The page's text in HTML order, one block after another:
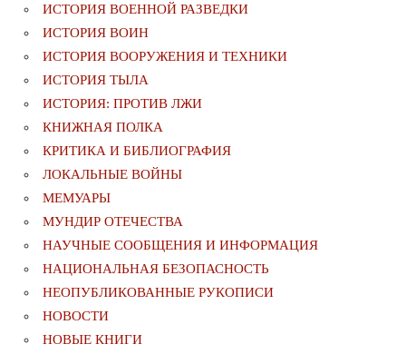
ИСТОРИЯ ВОЕННОЙ РАЗВЕДКИ
ИСТОРИЯ ВОИН
ИСТОРИЯ ВООРУЖЕНИЯ И ТЕХНИКИ
ИСТОРИЯ ТЫЛА
ИСТОРИЯ: ПРОТИВ ЛЖИ
КНИЖНАЯ ПОЛКА
КРИТИКА И БИБЛИОГРАФИЯ
ЛОКАЛЬНЫЕ ВОЙНЫ
МЕМУАРЫ
МУНДИР ОТЕЧЕСТВА
НАУЧНЫЕ СООБЩЕНИЯ И ИНФОРМАЦИЯ
НАЦИОНАЛЬНАЯ БЕЗОПАСНОСТЬ
НЕОПУБЛИКОВАННЫЕ РУКОПИСИ
НОВОСТИ
НОВЫЕ КНИГИ